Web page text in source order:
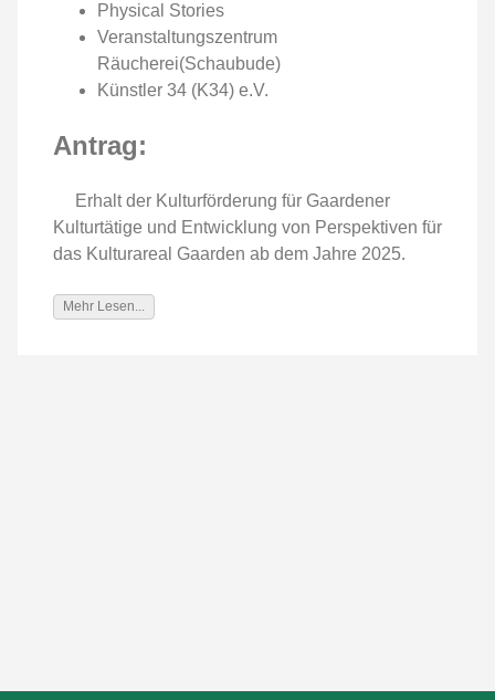
Physical Stories
Veranstaltungszentrum
Räucherei(Schaubude)
Künstler 34 (K34) e.V.
Antrag:
Erhalt der Kulturförderung für Gaardener
Kulturtätige und Entwicklung von Perspektiven für
das Kulturareal Gaarden ab dem Jahre 2025.
Mehr Lesen...